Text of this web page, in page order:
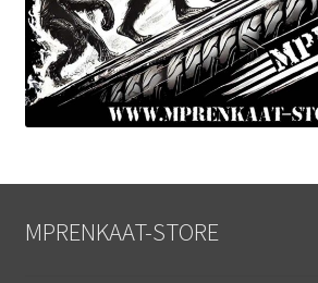
MPRENKAAT-STORE